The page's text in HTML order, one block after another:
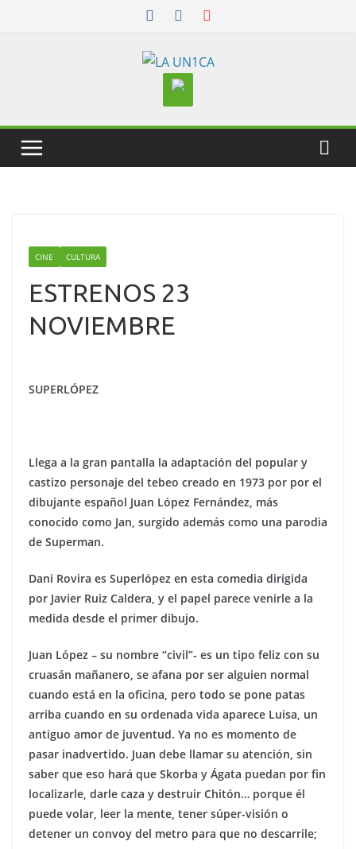
CINE CULTURA
ESTRENOS 23
NOVIEMBRE
SUPERLÓPEZ
Llega a la gran pantalla la adaptación del popular y
castizo personaje del tebeo creado en 1973 por por el
dibujante español Juan López Fernández, más
conocido como Jan, surgido además como una parodia
de Superman.
Dani Rovira es Superlópez en esta comedia dirigida
por Javier Ruiz Caldera, y el papel parece venirle a la
medida desde el primer dibujo.
Juan López – su nombre “civil”- es un tipo feliz con su
cruasán mañanero, se afana por ser alguien normal
cuando está en la oficina, pero todo se pone patas
arriba cuando en su ordenada vida aparece Luisa, un
antiguo amor de juventud. Ya no es momento de
pasar inadvertido. Juan debe llamar su atención, sin
saber que eso hará que Skorba y Ágata puedan por fin
localizarle, darle caza y destruir Chitón… porque él
puede volar, leer la mente, tener súper-visión o
detener un convoy del metro para que no descarrile;